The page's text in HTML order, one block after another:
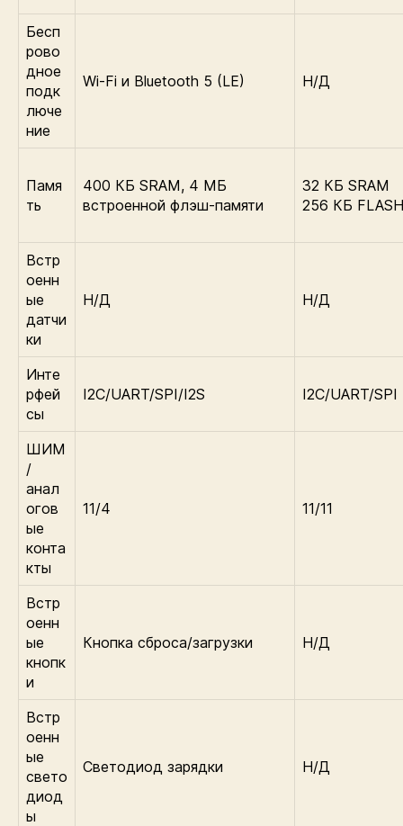
Бесп
рово
дное
подк
люче
ние
Wi-Fi и Bluetooth 5 (LE) Н/Д
Памя
ть
400 КБ SRAM, 4 МБ
встроенной флэш-памяти
32 КБ SRAM
256 КБ FLASH
Встр
оенн
ые
датчи
ки
Н/Д Н/Д
Инте
рфей
сы
I2C/UART/SPI/I2S I2C/UART/SPI
ШИМ
/
анал
огов
ые
конта
кты
11/4 11/11
Встр
оенн
ые
кнопк
и
Кнопка сброса/загрузки Н/Д
Встр
оенн
ые
свето
диод
ы
Светодиод зарядки Н/Д